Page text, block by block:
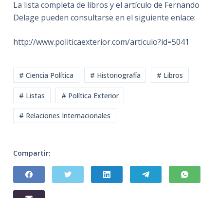
La lista completa de libros y el artículo de Fernando
Delage pueden consultarse en el siguiente enlace:
http://www.politicaexterior.com/articulo?id=5041
# Ciencia Política # Historiografía # Libros
# Listas # Política Exterior
# Relaciones Internacionales
Compartir: